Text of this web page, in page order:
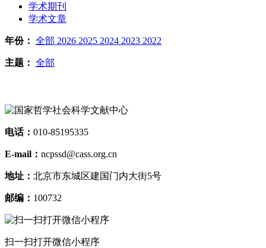
学术期刊
学术文章
年份： 全部 2026 2025 2024 2023 2022
主题： 全部
电话： 010-85195335
E-mail： ncpssd@cass.org.cn
地址： 北京市东城区建国门内大街5号
邮编： 100732
扫一扫打开微信小程序